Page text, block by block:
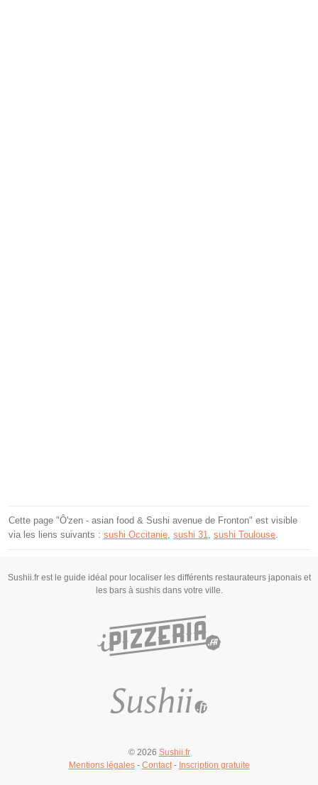
Cette page "Ô'zen - asian food & Sushi avenue de Fronton" est visible
via les liens suivants : sushi Occitanie, sushi 31, sushi Toulouse.
Sushii.fr est le guide idéal pour localiser les différents restaurateurs japonais et
les bars à sushis dans votre ville.
© 2026 Sushii.fr
Mentions légales- Contact- Inscription gratuite